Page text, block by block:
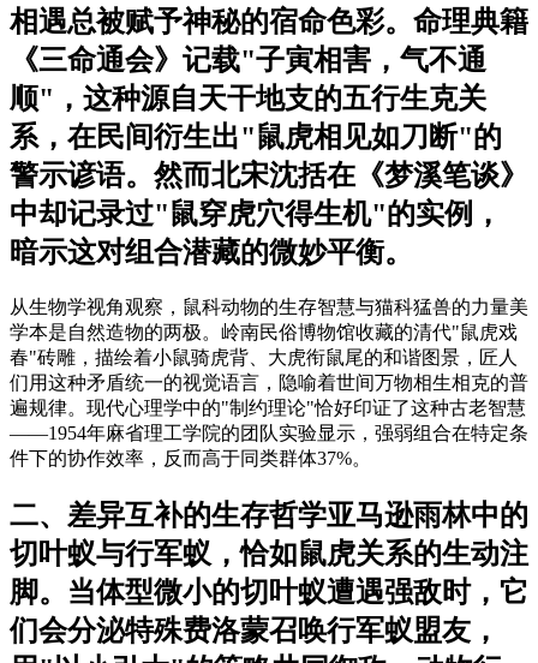
相遇总被赋予神秘的宿命色彩。命理典籍
《三命通会》记载"子寅相害，气不通
顺"，这种源自天干地支的五行生克关
系，在民间衍生出"鼠虎相见如刀断"的
警示谚语。然而北宋沈括在《梦溪笔谈》
中却记录过"鼠穿虎穴得生机"的实例，
暗示这对组合潜藏的微妙平衡。
从生物学视角观察，鼠科动物的生存智慧与猫科猛兽的力量美
学本是自然造物的两极。岭南民俗博物馆收藏的清代"鼠虎戏
春"砖雕，描绘着小鼠骑虎背、大虎衔鼠尾的和谐图景，匠人
们用这种矛盾统一的视觉语言，隐喻着世间万物相生相克的普
遍规律。现代心理学中的"制约理论"恰好印证了这种古老智慧
——1954年麻省理工学院的团队实验显示，强弱组合在特定条
件下的协作效率，反而高于同类群体37%。
二、差异互补的生存哲学亚马逊雨林中的
切叶蚁与行军蚁，恰如鼠虎关系的生动注
脚。当体型微小的切叶蚁遭遇强敌时，它
们会分泌特殊费洛蒙召唤行军蚁盟友，